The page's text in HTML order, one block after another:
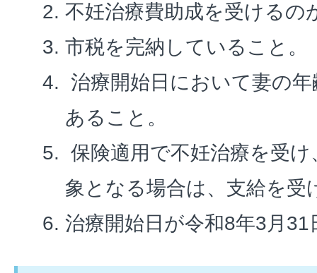
不妊治療費助成を受けるの
市税を完納していること。
治療開始日において妻の
あること。
保険適用で不妊治療を受
象となる場合は、支給を受
治療開始日が令和8年3月